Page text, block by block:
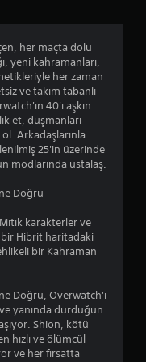
her maçta dolu
yeni kahramanları,
her zaman
ve takım tabanlı
40'ı aşkın
et, düşmanları
Arkadaşlarınla
25'in üzerinde
modlarında ustalaş.
Doğru
karakterler ve
Hibrit haritadaki
bir Kahraman
Doğru, Overwatch'ı
yanında durduğun
Shion, kötü
hızlı ve ölümcül
ve her fırsatta